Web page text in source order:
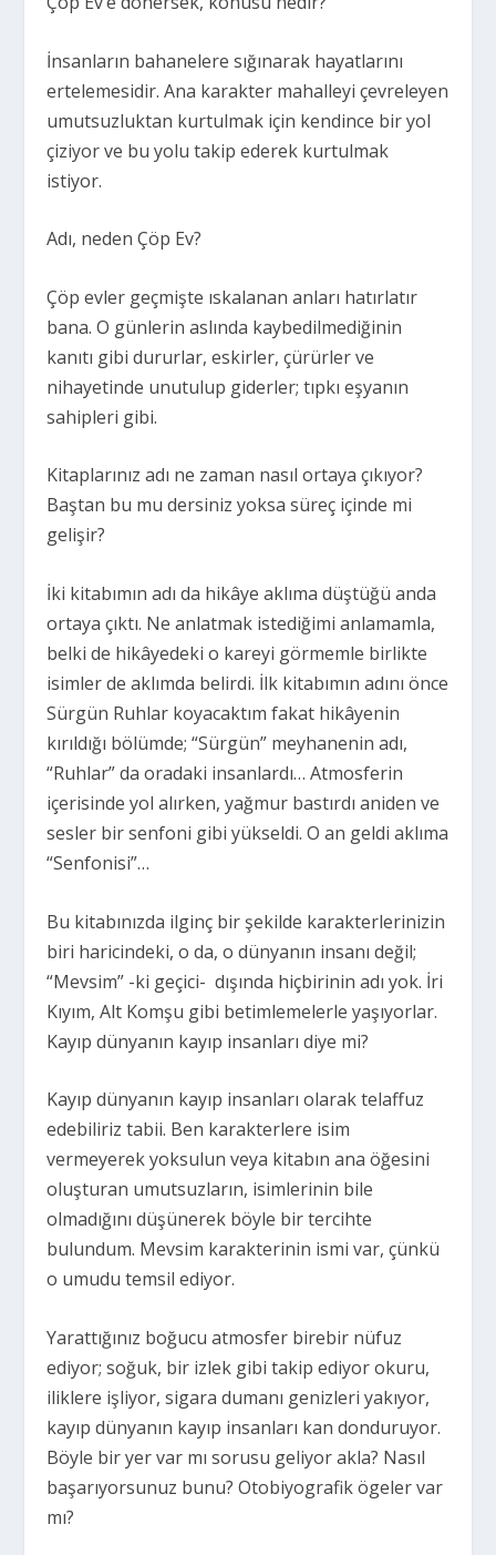
İnsanların bahanelere sığınarak hayatlarını
ertelemesidir. Ana karakter mahalleyi çevreleyen
umutsuzluktan kurtulmak için kendince bir yol
çiziyor ve bu yolu takip ederek kurtulmak
istiyor.
Adı, neden Çöp Ev?
Çöp evler geçmişte ıskalanan anları hatırlatır
bana. O günlerin aslında kaybedilmediğinin
kanıtı gibi dururlar, eskirler, çürürler ve
nihayetinde unutulup giderler; tıpkı eşyanın
sahipleri gibi.
Kitaplarınız adı ne zaman nasıl ortaya çıkıyor?
Baştan bu mu dersiniz yoksa süreç içinde mi
gelişir?
İki kitabımın adı da hikâye aklıma düştüğü anda
ortaya çıktı. Ne anlatmak istediğimi anlamamla,
belki de hikâyedeki o kareyi görmemle birlikte
isimler de aklımda belirdi. İlk kitabımın adını önce
Sürgün Ruhlar koyacaktım fakat hikâyenin
kırıldığı bölümde; “Sürgün” meyhanenin adı,
“Ruhlar” da oradaki insanlardı… Atmosferin
içerisinde yol alırken, yağmur bastırdı aniden ve
sesler bir senfoni gibi yükseldi. O an geldi aklıma
“Senfonisi”…
Bu kitabınızda ilginç bir şekilde karakterlerinizin
biri haricindeki, o da, o dünyanın insanı değil;
“Mevsim” -ki geçici- dışında hiçbirinin adı yok. İri
Kıyım, Alt Komşu gibi betimlemelerle yaşıyorlar.
Kayıp dünyanın kayıp insanları diye mi?
Kayıp dünyanın kayıp insanları olarak telaffuz
edebiliriz tabii. Ben karakterlere isim
vermeyerek yoksulun veya kitabın ana öğesini
oluşturan umutsuzların, isimlerinin bile
olmadığını düşünerek böyle bir tercihte
bulundum. Mevsim karakterinin ismi var, çünkü
o umudu temsil ediyor.
Yarattığınız boğucu atmosfer birebir nüfuz
ediyor; soğuk, bir izlek gibi takip ediyor okuru,
iliklere işliyor, sigara dumanı genizleri yakıyor,
kayıp dünyanın kayıp insanları kan donduruyor.
Böyle bir yer var mı sorusu geliyor akla? Nasıl
başarıyorsunuz bunu? Otobiyografik ögeler var
mı?